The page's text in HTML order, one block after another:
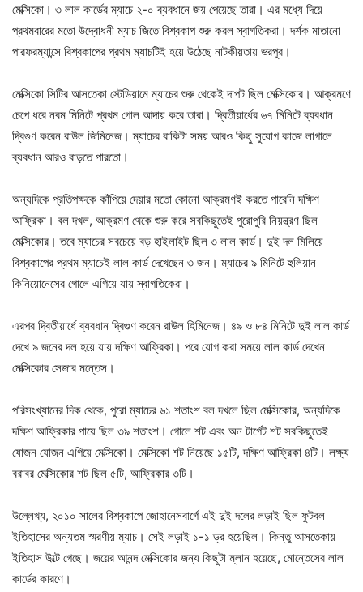
মেক্সিকো। ৩ লাল কার্ডের ম্যাচে ২-০ ব্যবধানে জয় পেয়েছে তারা। এর মধ্যে দিয়ে
প্রথমবারের মতো উদ্বোধনী ম্যাচ জিতে বিশ্বকাপ শুরু করল স্বাগতিকরা। দর্শক মাতানো
পারফরম্যান্সে বিশ্বকাপের প্রথম ম্যাচটিই হয়ে উঠেছে নাটকীয়তায় ভরপুর।
মেক্সিকো সিটির আসতেকা স্টেডিয়ামে ম্যাচের শুরু থেকেই দাপট ছিল মেক্সিকোর। আক্রমণে
চেপে ধরে নবম মিনিটে প্রথম গোল আদায় করে তারা। দ্বিতীয়ার্ধের ৬৭ মিনিটে ব্যবধান
দ্বিগুণ করেন রাউল জিমিনেজ। ম্যাচের বাকিটা সময় আরও কিছু সুযোগ কাজে লাগালে
ব্যবধান আরও বাড়তে পারতো।
অন্যদিকে প্রতিপক্ষকে কাঁপিয়ে দেয়ার মতো কোনো আক্রমণই করতে পারেনি দক্ষিণ
আফ্রিকা। বল দখল, আক্রমণ থেকে শুরু করে সবকিছুতেই পুরোপুরি নিয়ন্ত্রণ ছিল
মেক্সিকোর। তবে ম্যাচের সবচেয়ে বড় হাইলাইট ছিল ৩ লাল কার্ড। দুই দল মিলিয়ে
বিশ্বকাপের প্রথম ম্যাচেই লাল কার্ড দেখেছেন ৩ জন। ম্যাচের ৯ মিনিটে হুলিয়ান
কিনিয়োনেসের গোলে এগিয়ে যায় স্বাগতিকেরা।
এরপর দ্বিতীয়ার্ধে ব্যবধান দ্বিগুণ করেন রাউল হিমিনেজ। ৪৯ ও ৮৪ মিনিটে দুই লাল কার্ড
দেখে ৯ জনের দল হয়ে যায় দক্ষিণ আফ্রিকা। পরে যোগ করা সময়ে লাল কার্ড দেখেন
মেক্সিকোর সেজার মন্তেস।
পরিসংখ্যানের দিক থেকে, পুরো ম্যাচের ৬১ শতাংশ বল দখলে ছিল মেক্সিকোর, অন্যদিকে
দক্ষিণ আফ্রিকার পায়ে ছিল ৩৯ শতাংশ। গোলে শট এবং অন টার্গেট শট সবকিছুতেই
যোজন যোজন এগিয়ে মেক্সিকো। মেক্সিকো শট নিয়েছে ১৫টি, দক্ষিণ আফ্রিকা ৪টি। লক্ষ্য
বরাবর মেক্সিকোর শট ছিল ৫টি, আফ্রিকার ৩টি।
উল্লেখ্য, ২০১০ সালের বিশ্বকাপে জোহানেসবার্গে এই দুই দলের লড়াই ছিল ফুটবল
ইতিহাসের অন্যতম স্মরণীয় ম্যাচ। সেই লড়াই ১-১ ড্র হয়েছিল। কিন্তু আসতেকায়
ইতিহাস উল্টে গেছে। জয়ের আনন্দ মেক্সিকোর জন্য কিছুটা ম্লান হয়েছে, মোন্তেসের লাল
কার্ডের কারণে।